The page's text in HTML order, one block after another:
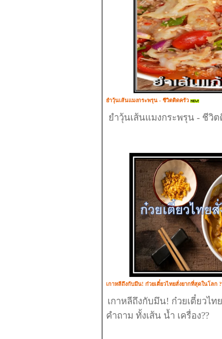
ยำวุ้นเส้นแมงกระพรุน - ชีวิตติดครัว
ยำวุ้นเส้นแมงกระพรุน - ชีวิ
เกาหลีถึงกับมึน! ก๋วยเตี๋ยวไทยสั่งยากที่สุดในโลก
เกาหลีถึงกับมึน! ก๋วยเตี๋ยวไ
คำถาม ทั้งเส้น น้ำ เครื่อง??